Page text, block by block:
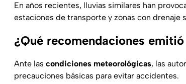
En años recientes, lluvias similares han
estaciones de transporte y zonas con drenaje
¿Qué recomendaciones
Ante las condiciones meteorológicas, las
precauciones básicas para evitar accidentes.